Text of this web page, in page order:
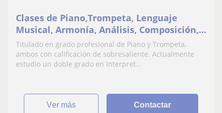
Clases de Piano,Trompeta, Lenguaje
Musical, Armonía, Análisis, Composición,
Asignatura Conservatorio
Titulado en grado profesional de Piano y Trompeta,
ambos con calificación de sobresaliente. Actualmente
estudio un doble grado en Interpret...
ver más Contactar